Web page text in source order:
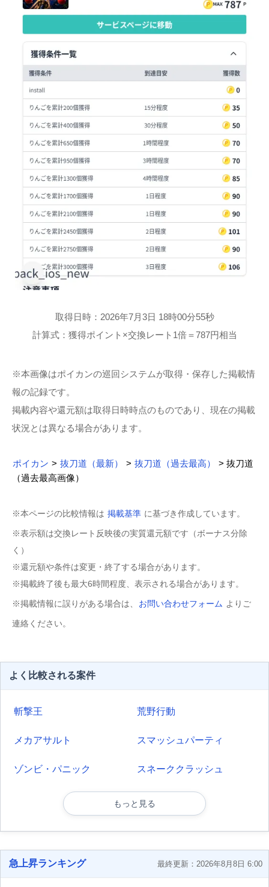
取得日時：2026年7月3日 18時00分55秒
計算式：獲得ポイント×交換レート1倍＝787円相当
※本画像はポイカンの巡回システムが取得・保存した掲載情
報の記録です。
掲載内容や還元額は取得日時時点のものであり、現在の掲載
状況とは異なる場合があります。
ポイカン > 抜刀道（最新） > 抜刀道（過去最高）
> 抜刀道
（過去最高画像）
※本ページの比較情報は 掲載基準 に基づき作成しています。
※表示額は交換レート反映後の実質還元額です（ボーナス分除
く）
※還元額や条件は変更・終了する場合があります。
※掲載終了後も最大6時間程度、表示される場合があります。
※掲載情報に誤りがある場合は、 お問い合わせフォーム よりご
連絡ください。
よく比較される案件
斬撃王 荒野行動
メカアサルト スマッシュパーティ
ゾンビ・パニック スネーククラッシュ
もっと見る
急上昇ランキング 最終更新：2026年8月8日 6:00